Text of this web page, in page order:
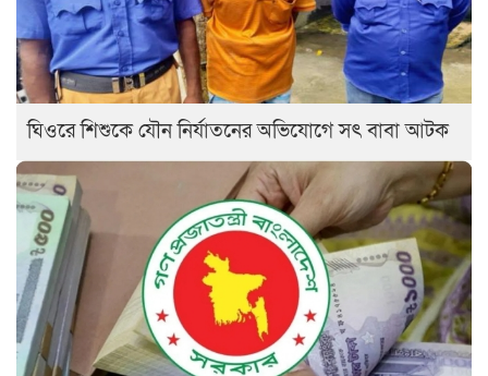
ঘিওরে শিশুকে যৌন নির্যাতনের অভিযোগে সৎ বাবা আটক